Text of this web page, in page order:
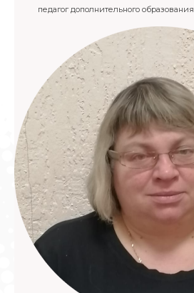
педагог дополнительного образования